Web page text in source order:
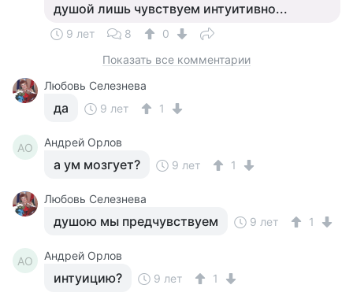
душой лишь чувствуем интуитивно...
9 лет 8
0
Показать все комментарии
Любовь Селезнева
да 9 лет 1
АО Андрей Орлов
а ум мозгует? 9 лет 1
Любовь Селезнева
душою мы предчувствуем 9 лет 1
АО Андрей Орлов
интуицию? 9 лет 1